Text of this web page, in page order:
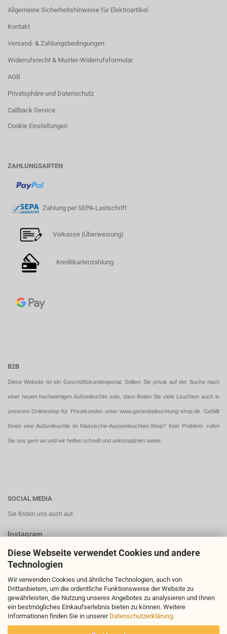
Diese Webseite verwendet Cookies und andere
Technologien
Wir verwenden Cookies und ähnliche Technologien, auch von
Drittanbietern, um die ordentliche Funktionsweise der Website zu
gewährleisten, die Nutzung unseres Angebotes zu analysieren und Ihnen
ein bestmögliches Einkaufserlebnis bieten zu können. Weitere
Informationen finden Sie in unserer Datenschutzerklärung.
Allgemeine Sicherheitshinweise für Elektroartikel
Kontakt
Versand- & Zahlungsbedingungen
Widerrufsrecht & Muster-Widerrufsformular
AGB
Privatsphäre und Datenschutz
Callback Service
Cookie Einstellungen
ZAHLUNGSARTEN
Zahlung per SEPA-Lastschrift
Vorkasse (Überweisung)
Kreditkartenzahlung
B2B
Diese Website ist ein Geschäftskundenportal. Sollten Sie privat auf der Suche nach
einer neuen hochwertigen Außenleuchte sein, dann finden Sie viele Leuchten auch in
unserem Onlineshop für Privatkunden unter www.gartenbeleuchtung-shop.de. Gefällt
Ihnen eine Außenleuchte im Klassische-Aussenleuchten-Shop? Kein Problem- rufen
Sie uns gern an und wir helfen schnell und unkompliziert weiter.
SOCIAL MEDIA
Sie finden uns auch auf:
Instagram
You Tube